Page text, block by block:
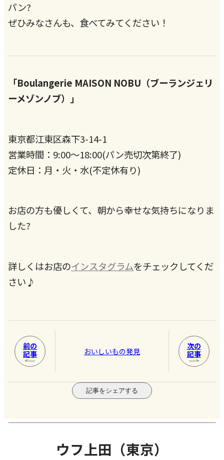
パン?
ぜひみなさんも、食べてみてください！
「Boulangerie MAISON NOBU（ブーランジェリ
ーメゾンノブ）」
東京都江東区森下3-14-1
営業時間：9:00～18:00(パン売切次第終了)
定休日：月・火・水(不定休有り)
お店の方も優しくて、朝から幸せな気持ちになりま
した?
詳しくはお店のインスタグラムをチェックしてくだ
さい♪
前の
記事
おいしいもの発見
次の
記事
記事をシェアする
ウフ上田（東京）